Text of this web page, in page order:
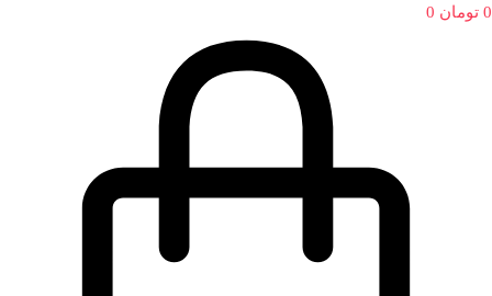
0 تومان 0